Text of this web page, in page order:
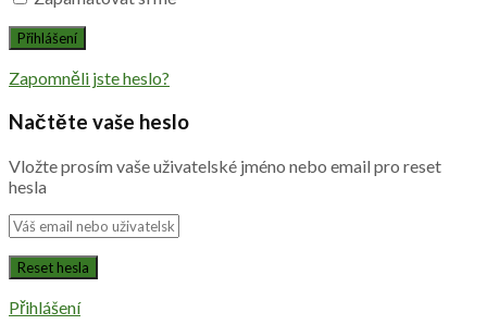
Zapomněli jste heslo?
Načtěte vaše heslo
Vložte prosím vaše uživatelské jméno nebo email pro reset
hesla
Přihlášení